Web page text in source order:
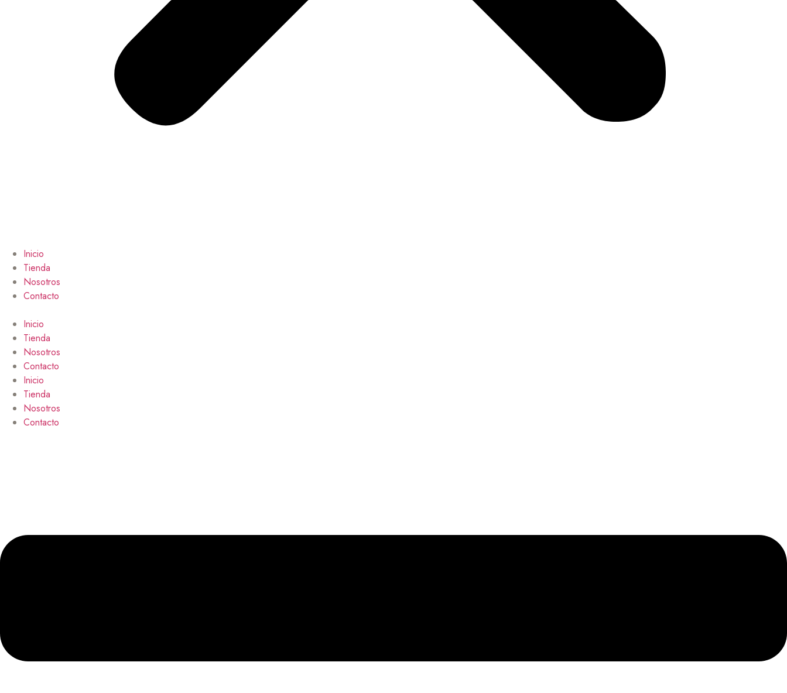
Inicio
Tienda
Nosotros
Contacto
Inicio
Tienda
Nosotros
Contacto
Inicio
Tienda
Nosotros
Contacto